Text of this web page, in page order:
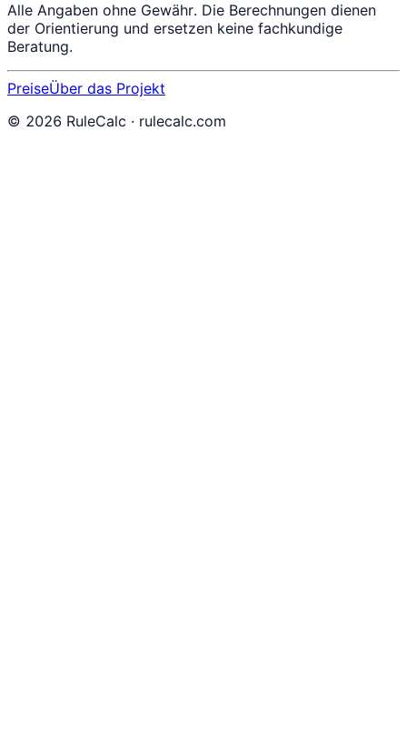
Alle Angaben ohne Gewähr. Die Berechnungen dienen
der Orientierung und ersetzen keine fachkundige
Beratung.
PreiseÜber das Projekt
© 2026 RuleCalc · rulecalc.com